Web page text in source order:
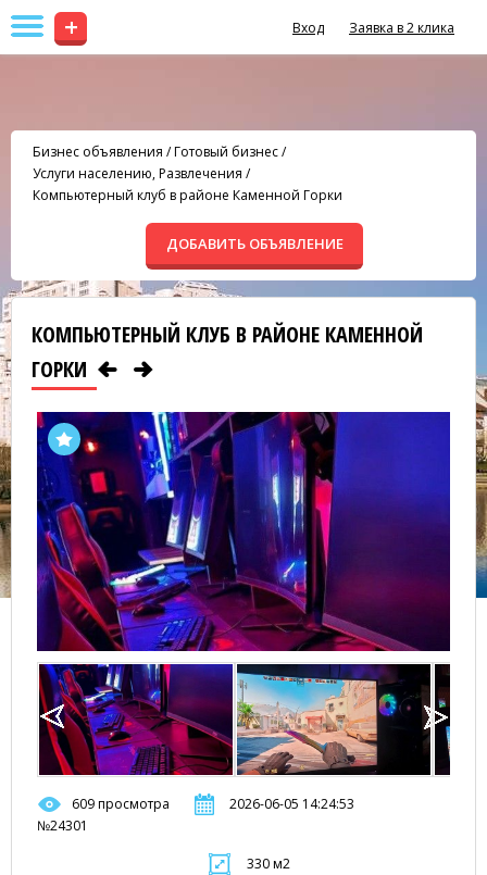
+ Вход Заявка в 2 клика
Бизнес объявления /Готовый бизнес/
Услуги населению, Развлечения /
Компьютерный клуб в районе Каменной Горки
ДОБАВИТЬ ОБЪЯВЛЕНИЕ
КОМПЬЮТЕРНЫЙ КЛУБ В РАЙОНЕ КАМЕННОЙ
ГОРКИ
609 просмотра
2026-06-05 14:24:53
№24301
330 м2